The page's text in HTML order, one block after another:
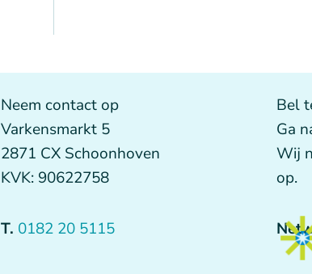
Neem contact op
Varkensmarkt 5
2871 CX Schoonhoven
KVK: 90622758
T. 0182 20 5115
Bel
Ga
Wij
op.